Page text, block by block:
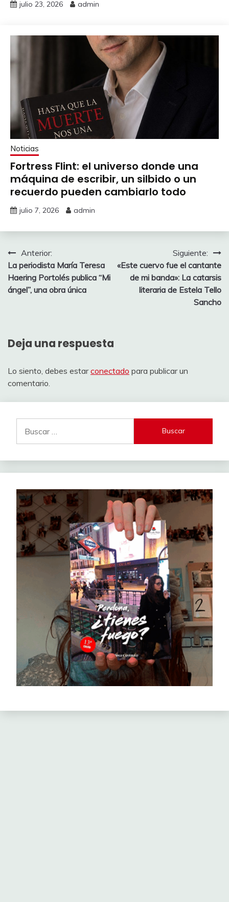
julio 23, 2026 admin
Noticias
Fortress Flint: el universo donde una
máquina de escribir, un silbido o un
recuerdo pueden cambiarlo todo
julio 7, 2026 admin
Navegación
de
entradas
Anterior:
La periodista María Teresa
Haering Portolés publica “Mi
ángel”, una obra única
Siguiente:
«Este cuervo fue el cantante
de mi banda»: La catarsis
literaria de Estela Tello
Sancho
Deja una respuesta
Lo siento, debes estarconectado para publicar un
comentario.